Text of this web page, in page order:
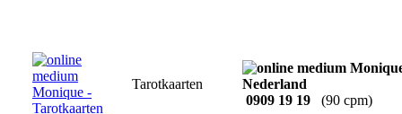
Tarotkaarten
0909 19 19
(90 cpm)